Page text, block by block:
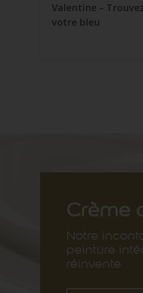
Valentine –
votre bleu
Crème
Notre
peinture
réinvente